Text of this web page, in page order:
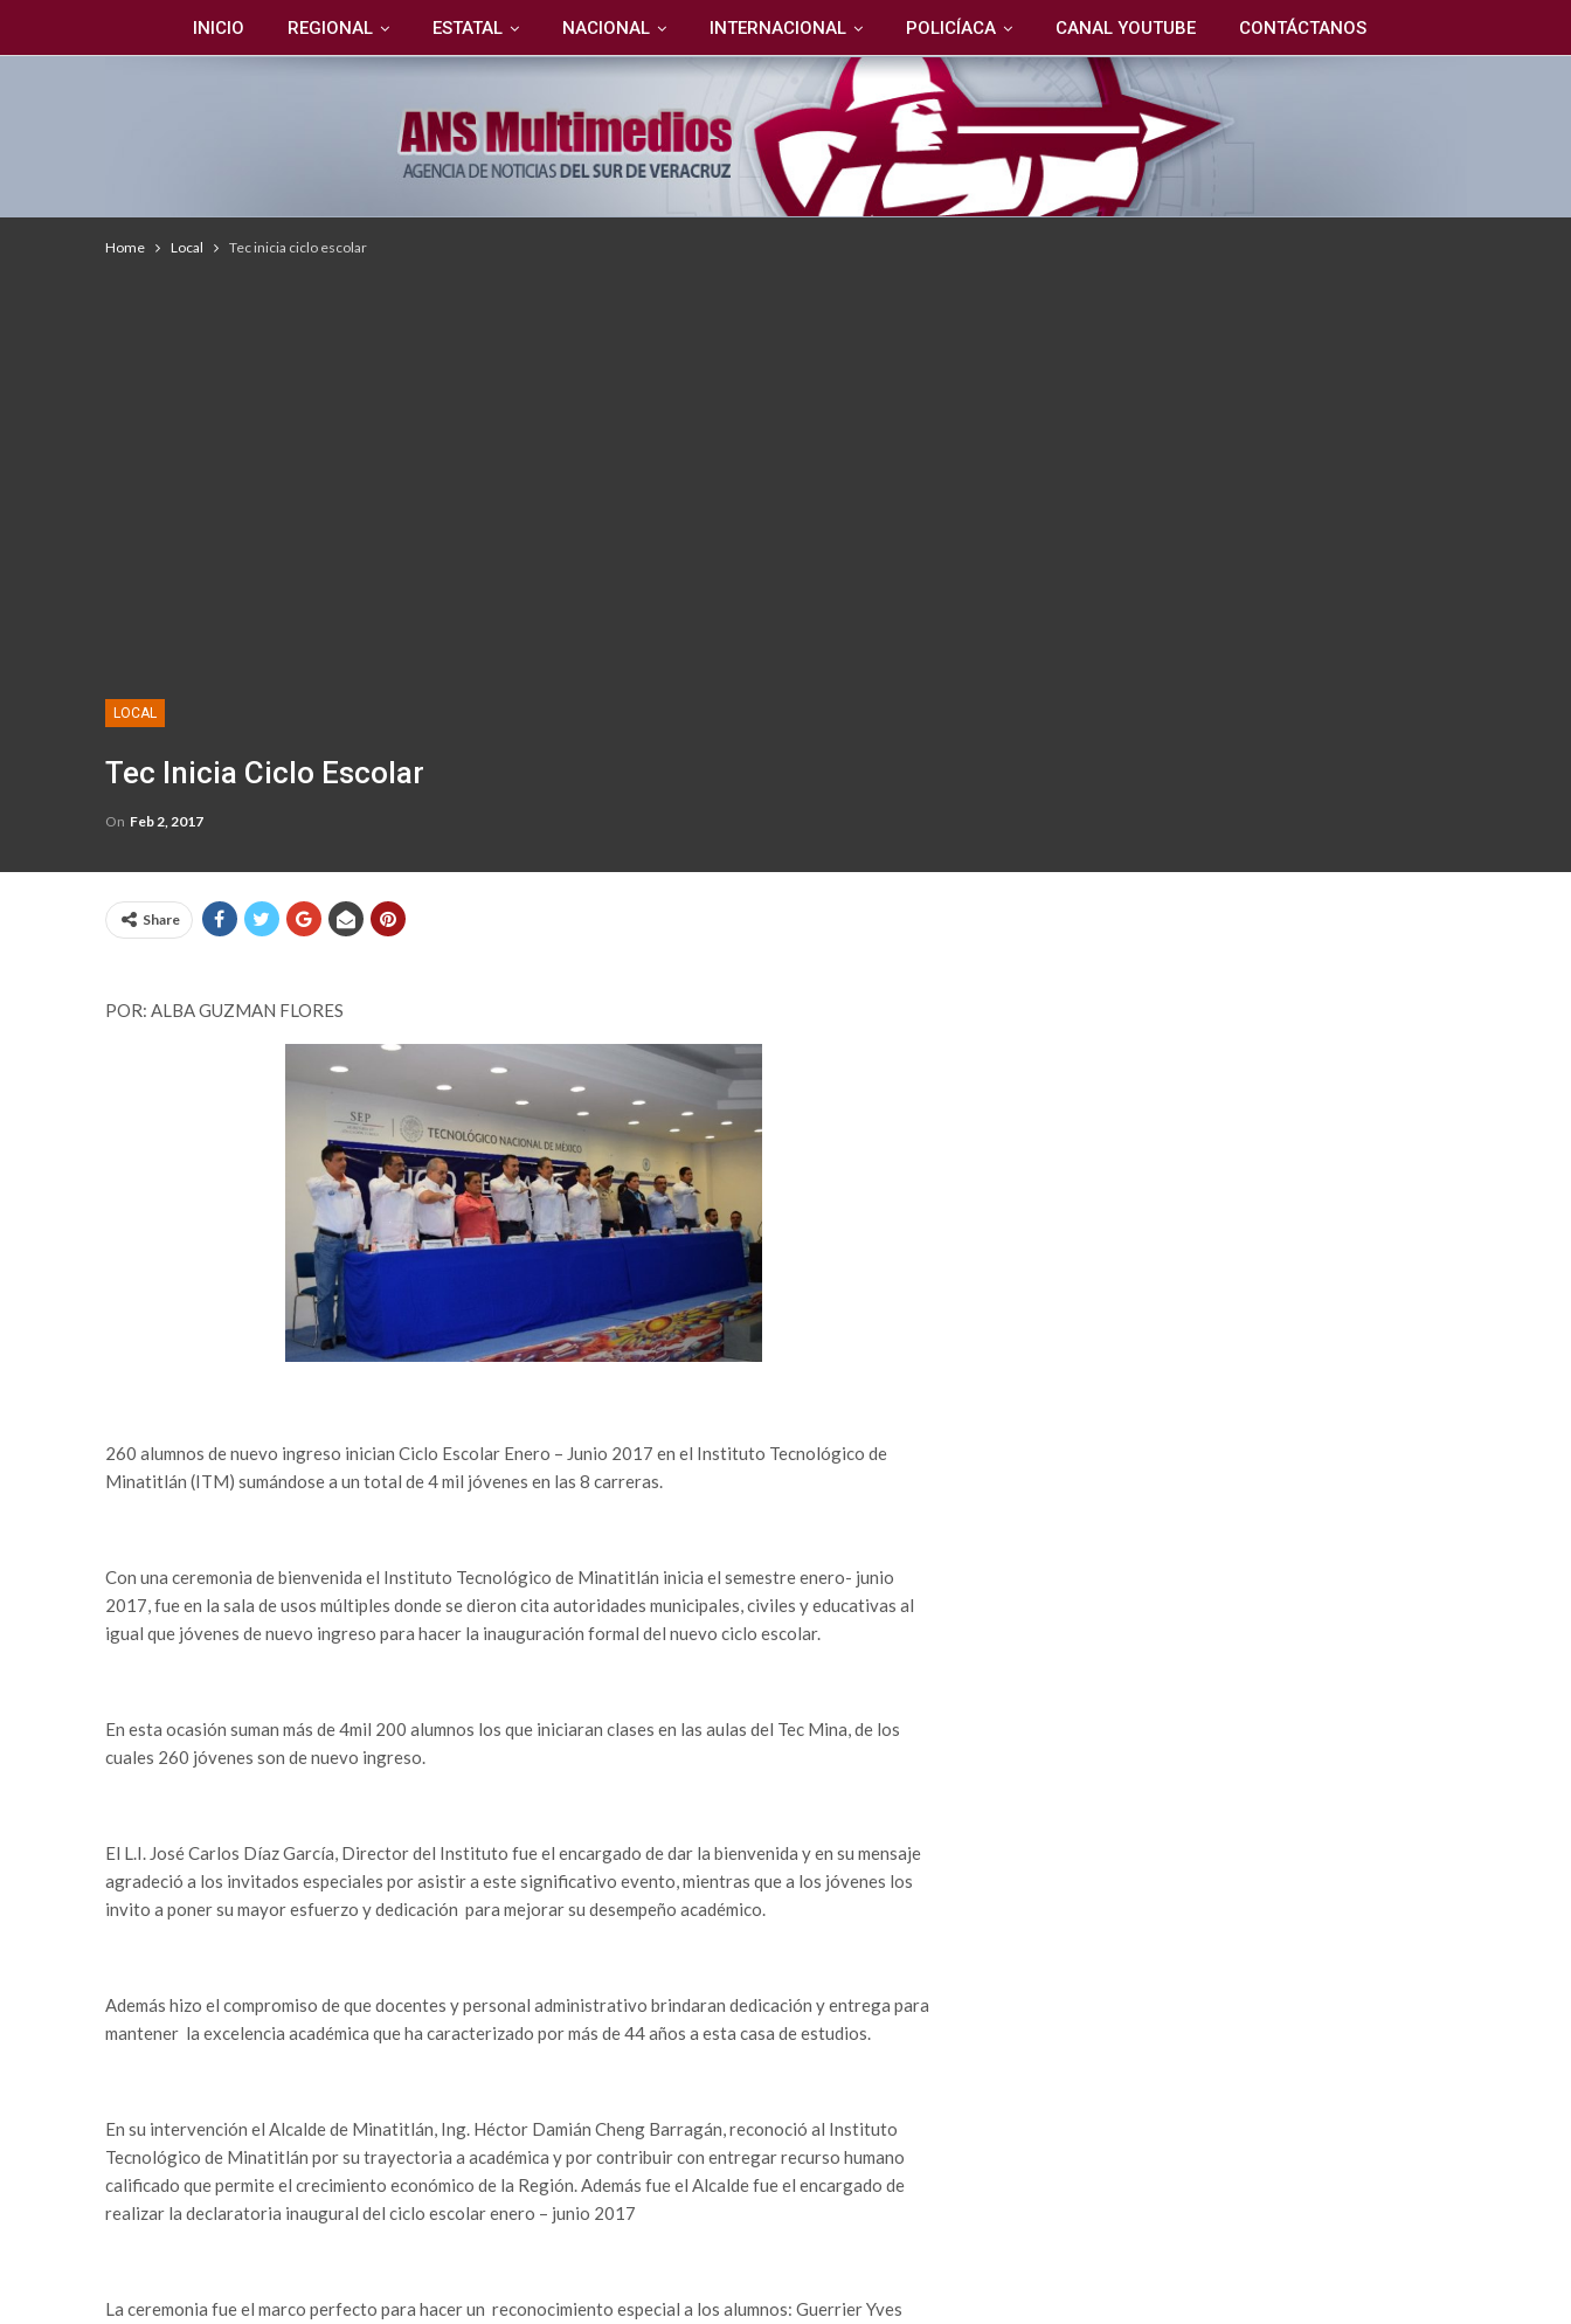
INICIO REGIONAL ESTATAL NACIONAL INTERNACIONAL POLICÍACA CANAL YOUTUBE CONTÁCTANOS
Home Local Tec inicia ciclo escolar
LOCAL
Tec Inicia Ciclo Escolar
On Feb 2, 2017
Share
POR: ALBA GUZMAN FLORES
260 alumnos de nuevo ingreso inician Ciclo Escolar Enero – Junio 2017 en el Instituto Tecnológico de
Minatitlán (ITM) sumándose a un total de 4 mil jóvenes en las 8 carreras.
Con una ceremonia de bienvenida el Instituto Tecnológico de Minatitlán inicia el semestre enero- junio
2017, fue en la sala de usos múltiples donde se dieron cita autoridades municipales, civiles y educativas al
igual que jóvenes de nuevo ingreso para hacer la inauguración formal del nuevo ciclo escolar.
En esta ocasión suman más de 4mil 200 alumnos los que iniciaran clases en las aulas del Tec Mina, de los
cuales 260 jóvenes son de nuevo ingreso.
El L.I. José Carlos Díaz García, Director del Instituto fue el encargado de dar la bienvenida y en su mensaje
agradeció a los invitados especiales por asistir a este significativo evento, mientras que a los jóvenes los
invito a poner su mayor esfuerzo y dedicación para mejorar su desempeño académico.
Además hizo el compromiso de que docentes y personal administrativo brindaran dedicación y entrega para
mantener la excelencia académica que ha caracterizado por más de 44 años a esta casa de estudios.
En su intervención el Alcalde de Minatitlán, Ing. Héctor Damián Cheng Barragán, reconoció al Instituto
Tecnológico de Minatitlán por su trayectoria a académica y por contribuir con entregar recurso humano
calificado que permite el crecimiento económico de la Región. Además fue el Alcalde fue el encargado de
realizar la declaratoria inaugural del ciclo escolar enero – junio 2017
La ceremonia fue el marco perfecto para hacer un reconocimiento especial a los alumnos: Guerrier Yves